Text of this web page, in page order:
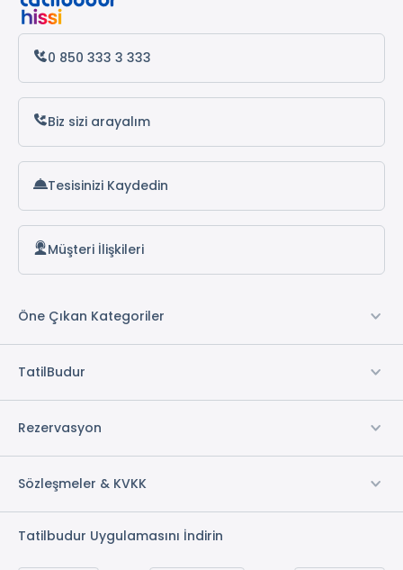
0 850 333 3 333
Biz sizi arayalım
Tesisinizi Kaydedin
Müşteri İlişkileri
Öne Çıkan Kategoriler
TatilBudur
Rezervasyon
Sözleşmeler & KVKK
Tatilbudur Uygulamasını İndirin